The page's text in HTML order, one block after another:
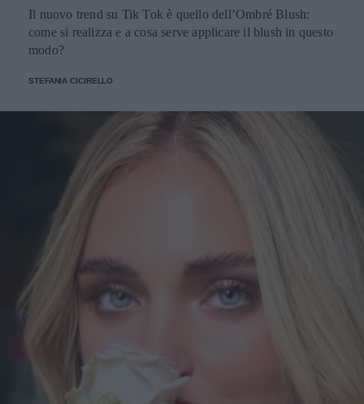
Il nuovo trend su Tik Tok è quello dell’Ombré Blush:
come si realizza e a cosa serve applicare il blush in questo
modo?
STEFANIA CICIRELLO